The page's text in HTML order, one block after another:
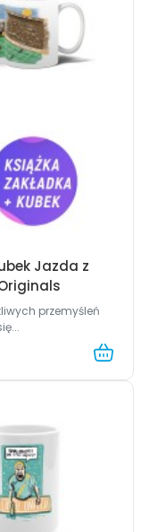
Jazda z
przemyśleń